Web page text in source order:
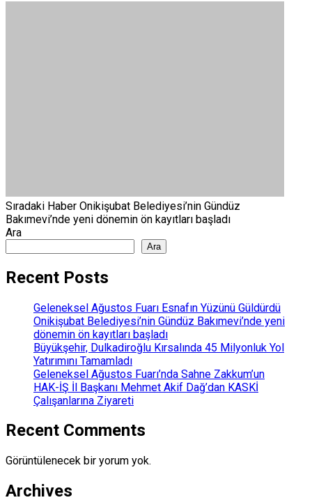
Sıradaki Haber Onikişubat Belediyesi’nin Gündüz
Bakımevi’nde yeni dönemin ön kayıtları başladı
Ara
Ara
Recent Posts
Geleneksel Ağustos Fuarı Esnafın Yüzünü Güldürdü
Onikişubat Belediyesi’nin Gündüz Bakımevi’nde yeni
dönemin ön kayıtları başladı
Büyükşehir, Dulkadiroğlu Kırsalında 45 Milyonluk Yol
Yatırımını Tamamladı
Geleneksel Ağustos Fuarı’nda Sahne Zakkum’un
HAK-İŞ İl Başkanı Mehmet Akif Dağ’dan KASKİ
Çalışanlarına Ziyareti
Recent Comments
Görüntülenecek bir yorum yok.
Archives